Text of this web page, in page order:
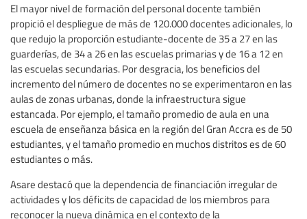
El mayor nivel de formación del personal docente también
propició el despliegue de más de 120.000 docentes adicionales, lo
que redujo la proporción estudiante-docente de 35 a 27 en las
guarderías, de 34 a 26 en las escuelas primarias y de 16 a 12 en
las escuelas secundarias. Por desgracia, los beneficios del
incremento del número de docentes no se experimentaron en las
aulas de zonas urbanas, donde la infraestructura sigue
estancada. Por ejemplo, el tamaño promedio de aula en una
escuela de enseñanza básica en la región del Gran Accra es de 50
estudiantes, y el tamaño promedio en muchos distritos es de 60
estudiantes o más.
Asare destacó que la dependencia de financiación irregular de
actividades y los déficits de capacidad de los miembros para
reconocer la nueva dinámica en el contexto de la